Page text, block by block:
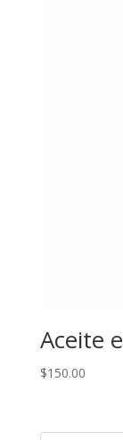
Aceite
$150.00